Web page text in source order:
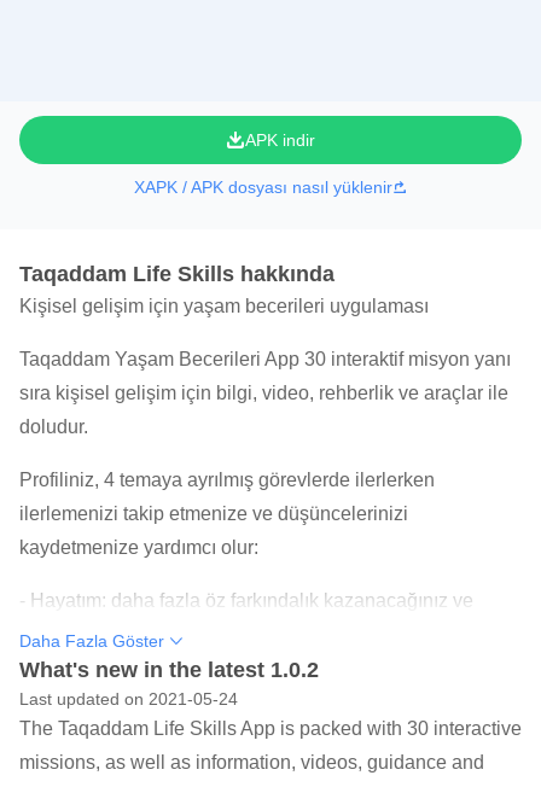
APK indir
XAPK / APK dosyası nasıl yüklenir
Taqaddam Life Skills hakkında
Kişisel gelişim için yaşam becerileri uygulaması
Taqaddam Yaşam Becerileri App 30 interaktif misyon yanı
sıra kişisel gelişim için bilgi, video, rehberlik ve araçlar ile
doludur.
Profiliniz, 4 temaya ayrılmış görevlerde ilerlerken
ilerlemenizi takip etmenize ve düşüncelerinizi
kaydetmenize yardımcı olur:
- Hayatım: daha fazla öz farkındalık kazanacağınız ve
değerleri, güveni ve amacı keşfedeceğiniz yer.
- Yaşam Becerilerim: yaratıcılık, eleştirel düşünme ve
işbirliği de dahil olmak üzere yaşam becerilerinizi
keşfedeceğiniz ve büyütebileceğiniz yer.
- Olmasını Sağlayın, örneğin kamusal konuşma ve dijital
Daha Fazla Göster
What's new in the latest 1.0.2
Last updated on 2021-05-24
The Taqaddam Life Skills App is packed with 30 interactive
missions, as well as information, videos, guidance and